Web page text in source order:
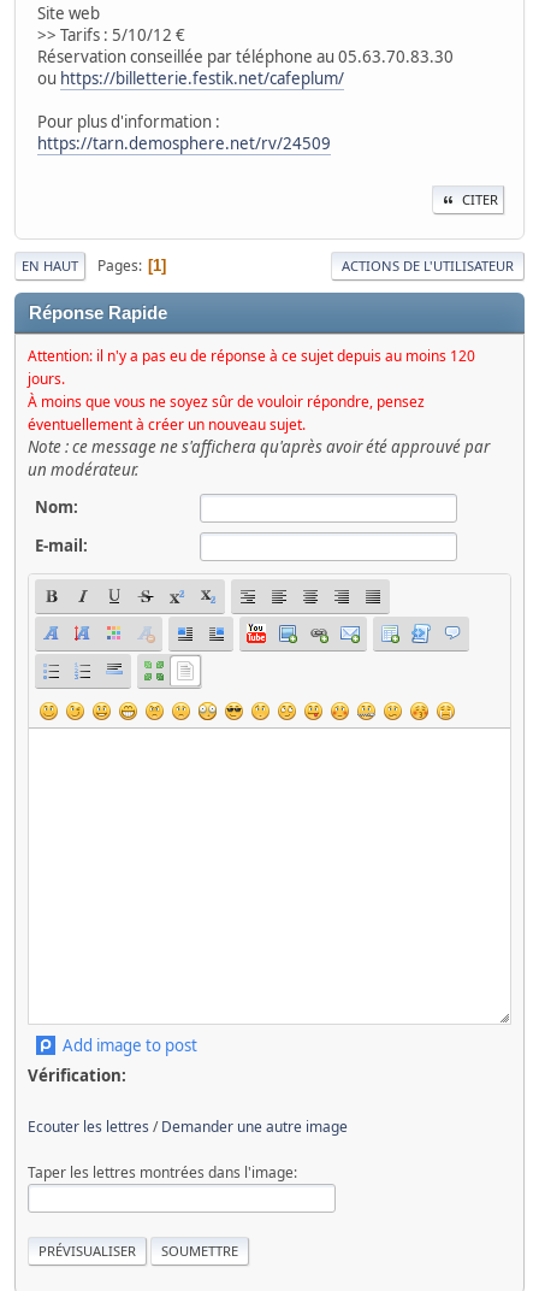
Site web
>> Tarifs : 5/10/12 €
Réservation conseillée par téléphone au 05.63.70.83.30
ou https://billetterie.festik.net/cafeplum/
Pour plus d'information :
https://tarn.demosphere.net/rv/24509
CITER
EN HAUT Pages 1 ACTIONS DE L'UTILISATEUR
Réponse Rapide
Attention: il n'y a pas eu de réponse à ce sujet depuis au moins 120
jours.
À moins que vous ne soyez sûr de vouloir répondre, pensez
éventuellement à créer un nouveau sujet.
Note : ce message ne s'affichera qu'après avoir été approuvé par
un modérateur.
Nom:
E-mail:
Add image to post
Vérification:
Ecouter les lettres /Demander une autre image
Taper les lettres montrées dans l'image: